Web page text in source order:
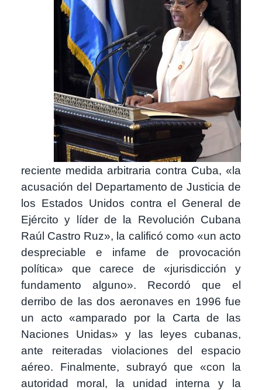
reciente medida arbitraria contra Cuba, «la
acusación del Departamento de Justicia de
los Estados Unidos contra el General de
Ejército y líder de la Revolución Cubana
Raúl Castro Ruz», la calificó como «un acto
despreciable e infame de provocación
política» que carece de «jurisdicción y
fundamento alguno». Recordó que el
derribo de las dos aeronaves en 1996 fue
un acto «amparado por la Carta de las
Naciones Unidas» y las leyes cubanas,
ante reiteradas violaciones del espacio
aéreo. Finalmente, subrayó que «con la
autoridad moral, la unidad interna y la